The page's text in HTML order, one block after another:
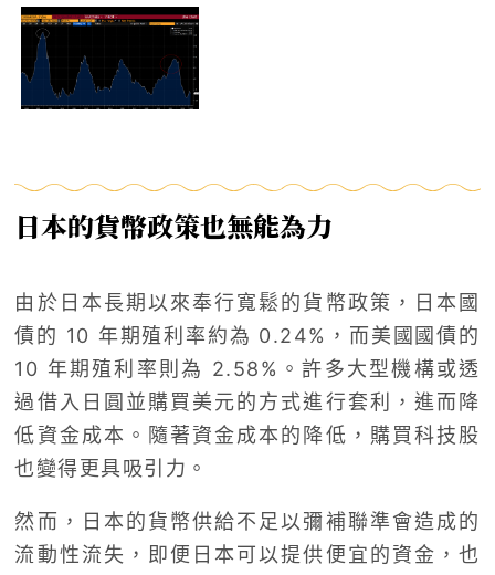
日本的貨幣政策也無能為力
由於日本長期以來奉行寬鬆的貨幣政策，日本國
債的 10 年期殖利率約為 0.24%，而美國國債的
10 年期殖利率則為 2.58%。許多大型機構或透
過借入日圓並購買美元的方式進行套利，進而降
低資金成本。隨著資金成本的降低，購買科技股
也變得更具吸引力。
然而，日本的貨幣供給不足以彌補聯準會造成的
流動性流失，即便日本可以提供便宜的資金，也